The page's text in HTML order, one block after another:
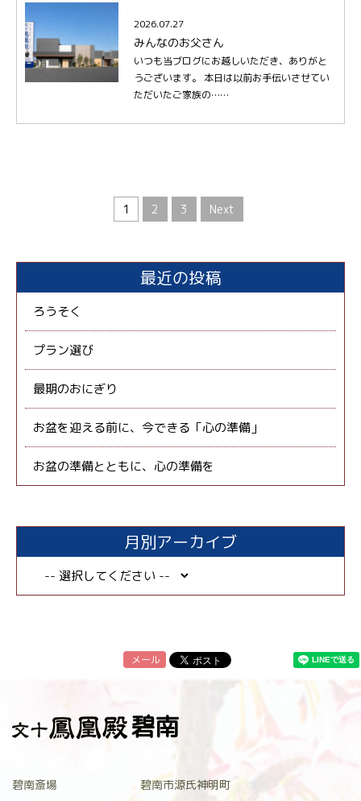
2026.07.27
みんなのお父さん
いつも当ブログにお越しいただき、ありがと
うございます。 本日は以前お手伝いさせてい
ただいたご家族の……
1 2 3 Next
最近の投稿
ろうそく
プラン選び
最期のおにぎり
お盆を迎える前に、今できる「心の準備」
お盆の準備とともに、心の準備を
月別アーカイブ
メール
碧南
碧南斎場
碧南市源氏神明町